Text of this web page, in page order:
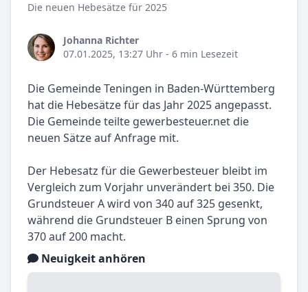
Die neuen Hebesätze für 2025
Johanna Richter
07.01.2025, 13:27 Uhr - 6 min Lesezeit
Die Gemeinde Teningen in Baden-Württemberg
hat die Hebesätze für das Jahr 2025 angepasst.
Die Gemeinde teilte gewerbesteuer.net die
neuen Sätze auf Anfrage mit.
Der Hebesatz für die Gewerbesteuer bleibt im
Vergleich zum Vorjahr unverändert bei 350. Die
Grundsteuer A wird von 340 auf 325 gesenkt,
während die Grundsteuer B einen Sprung von
370 auf 200 macht.
Neuigkeit anhören